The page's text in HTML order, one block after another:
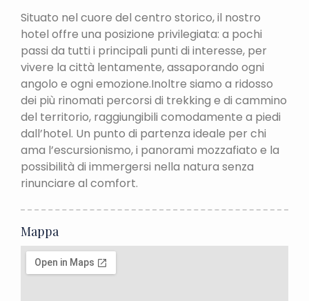
Situato nel cuore del centro storico, il nostro
hotel offre una posizione privilegiata: a pochi
passi da tutti i principali punti di interesse, per
vivere la città lentamente, assaporando ogni
angolo e ogni emozione.Inoltre siamo a ridosso
dei più rinomati percorsi di trekking e di cammino
del territorio, raggiungibili comodamente a piedi
dall’hotel. Un punto di partenza ideale per chi
ama l’escursionismo, i panorami mozzafiato e la
possibilità di immergersi nella natura senza
rinunciare al comfort.
Mappa